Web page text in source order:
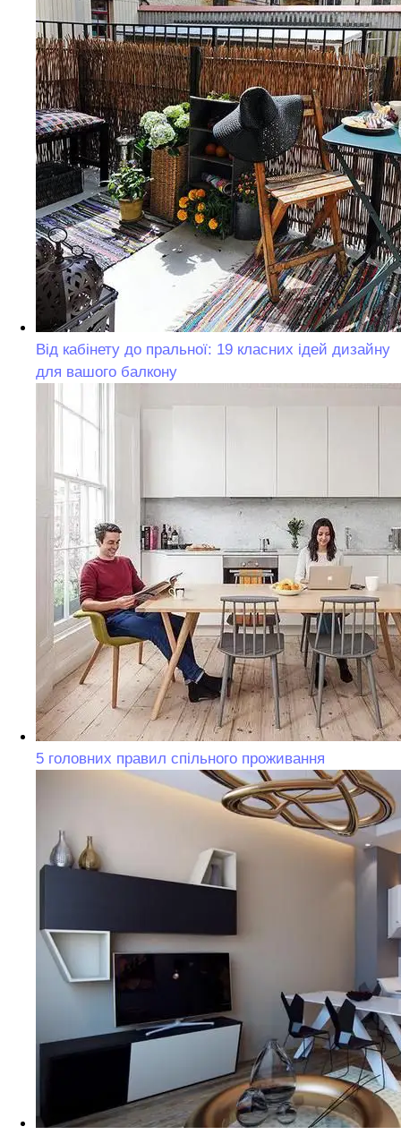
Від кабінету до пральної: 19 класних ідей дизайну
для вашого балкону
5 головних правил спільного проживання